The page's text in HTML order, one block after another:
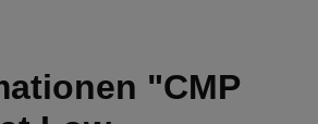
"CMP